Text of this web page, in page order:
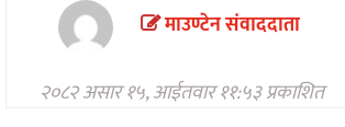
खेलकुद
माउण्टेन संवाददाता
२०८२ असार १५, आईतवार ११:५३ प्रकाशित